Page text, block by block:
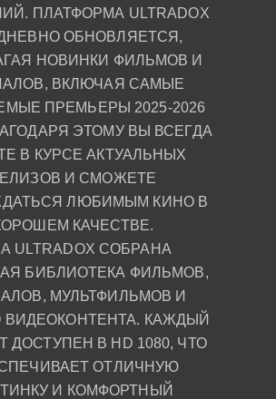
ПЛАТФОРМА ULTRADOX
ОБНОВЛЯЕТСЯ,
НОВИНКИ ФИЛЬМОВ И
ВКЛЮЧАЯ САМЫЕ
ПРЕМЬЕРЫ 2025-2026
ЭТОМУ ВЫ ВСЕГДА
В КУРСЕ АКТУАЛЬНЫХ
И СМОЖЕТЕ
ЛЮБИМЫМ КИНО В
КАЧЕСТВЕ.
ULTRADOX СОБРАНА
БИБЛИОТЕКА ФИЛЬМОВ,
МУЛЬТФИЛЬМОВ И
ВИДЕОКОНТЕНТА. КАЖДЫЙ
ДОСТУПЕН В HD 1080, ЧТО
ОТЛИЧНУЮ
И КОМФОРТНЫЙ